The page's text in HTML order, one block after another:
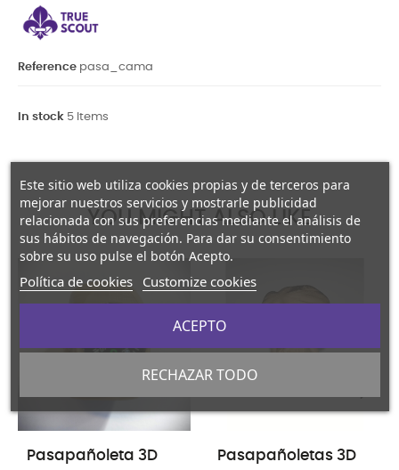
Reference pasa_cama
In stock 5 Items
YOU MIGHT ALSO LIKE
Pasapañoleta 3D
Pasapañoletas 3D
Este sitio web utiliza cookies propias y de terceros para
mejorar nuestros servicios y mostrarle publicidad
relacionada con sus preferencias mediante el análisis de
sus hábitos de navegación. Para dar su consentimiento
sobre su uso pulse el botón Acepto.
Política de cookies Customize cookies
RECHAZAR TODO
ACEPTO